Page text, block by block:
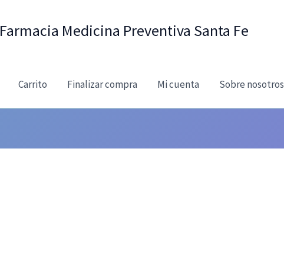
Farmacia Medicina Preventiva Santa Fe
Carrito Finalizar compra Mi cuenta Sobre nosotros